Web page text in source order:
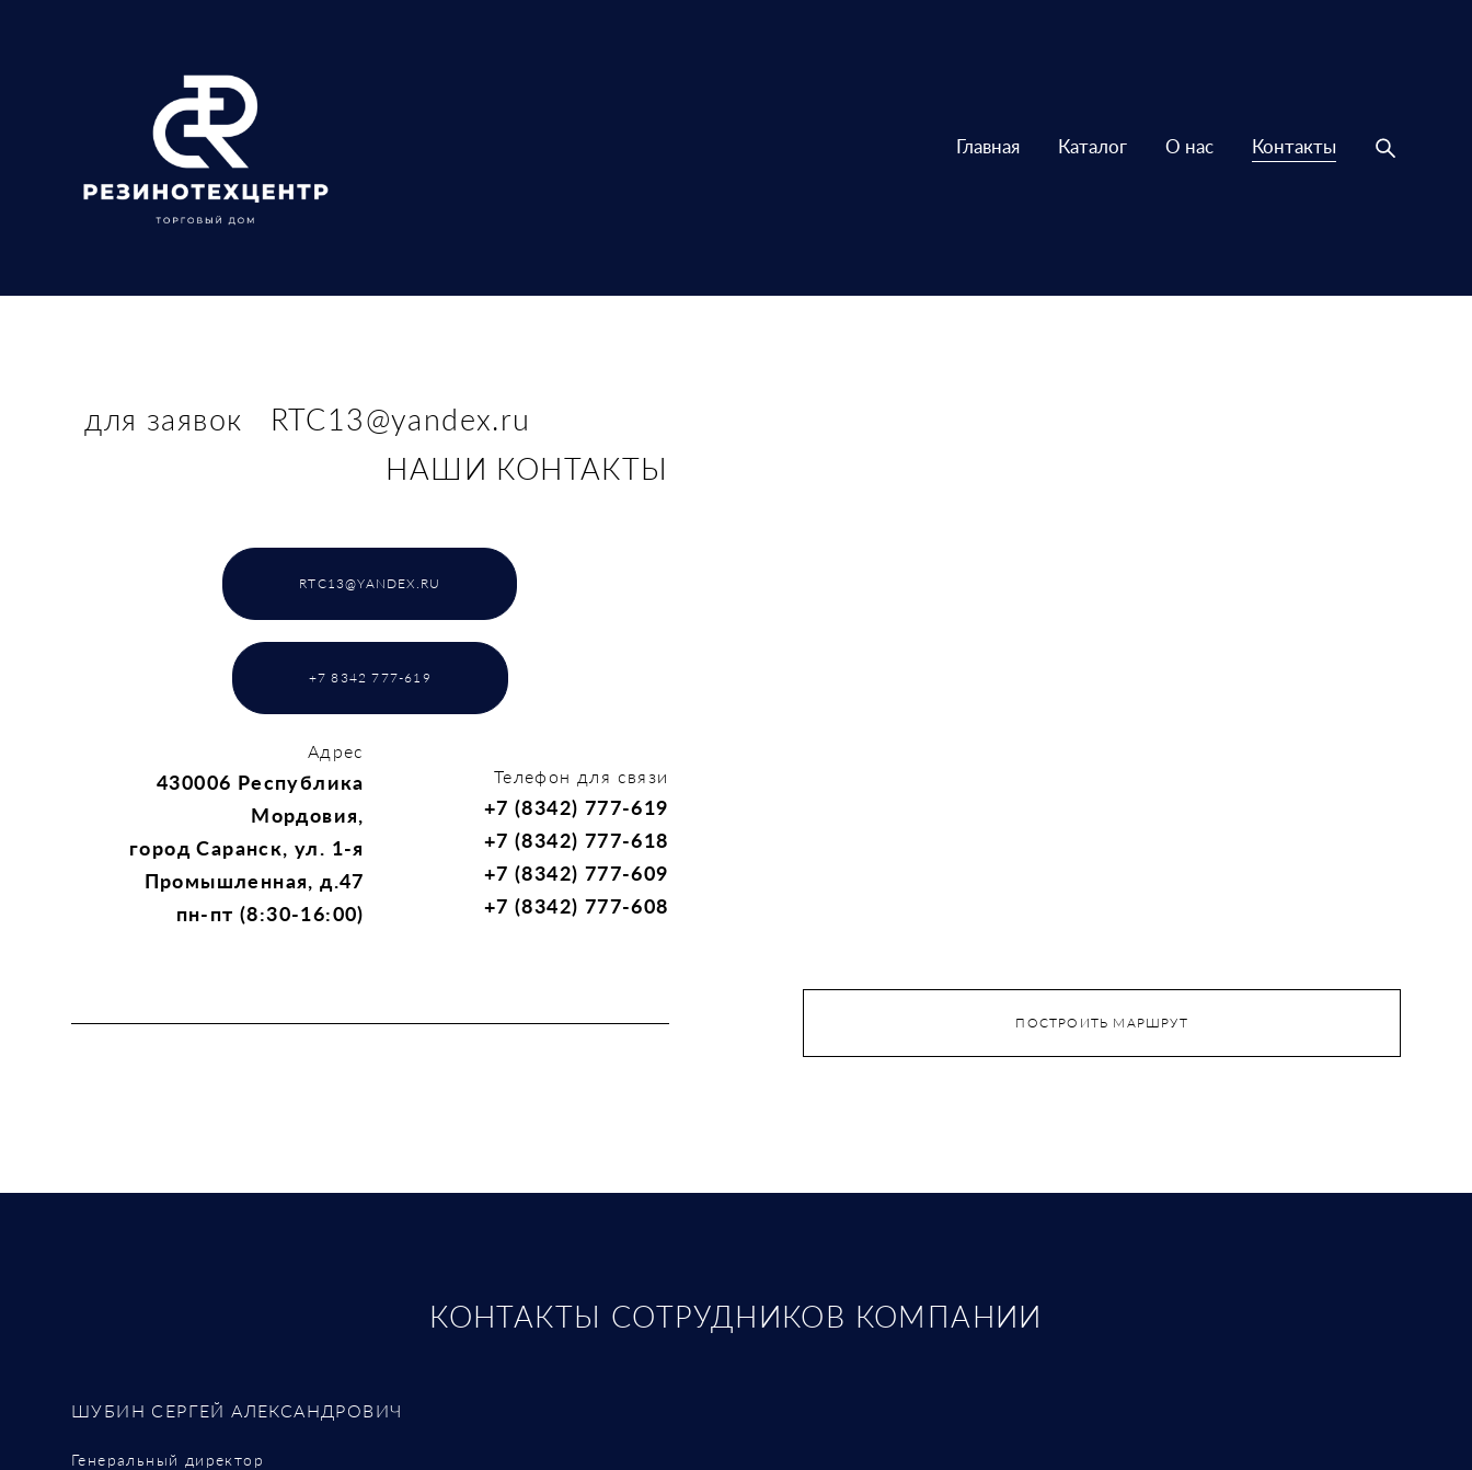
Главная Каталог О нас Контакты
для заявок RTC13@yandex.ru
НАШИ КОНТАКТЫ
RTC13@YANDEX.RU
+7 8342 777-619
Адрес
430006 Республика
Мордовия,
город Саранск, ул. 1-я
Промышленная, д.47
пн-пт (8:30-16:00)
Телефон для связи
+7 (8342) 777-619
+7 (8342) 777-618
+7 (8342) 777-609
+7 (8342) 777-608
ПОСТРОИТЬ МАРШРУТ
КОНТАКТЫ СОТРУДНИКОВ КОМПАНИИ
ШУБИН СЕРГЕЙ АЛЕКСАНДРОВИЧ
Генеральный директор